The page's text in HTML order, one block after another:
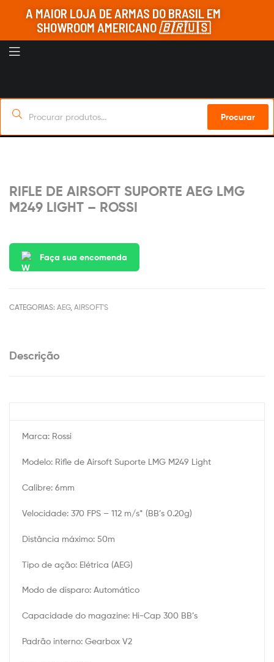
A MAIOR LOJA DE ARMAS DO BRASIL EM
SHOWROOM AMERICANO🇧🇷🇺🇸
Procurar
RIFLE DE AIRSOFT SUPORTE AEG LMG
M249 LIGHT – ROSSI
Faça sua encomenda
CATEGORIAS: AEG, AIRSOFT'S
Descrição
Marca: Rossi
Modelo: Rifle de Airsoft Suporte LMG M249 Light
Calibre: 6mm
Velocidade: 370 FPS – 112 m/s* (BB’s 0.20g)
Distância máximo: 50m
Tipo de ação: Elétrica (AEG)
Modo de disparo: Automático
Capacidade do magazine: Hi-Cap 300 BB’s
Padrão interno: Gearbox V2